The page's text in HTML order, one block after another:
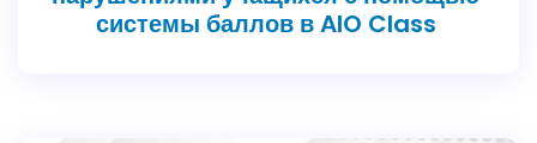
системы баллов в AIO Class